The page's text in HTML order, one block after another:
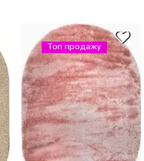
Топ продажу